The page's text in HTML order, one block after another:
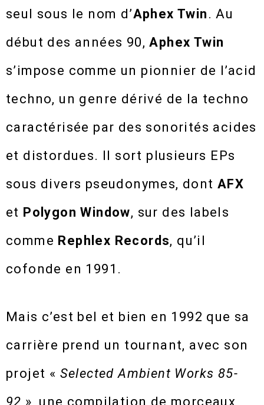
seul sous le nom d’Aphex Twin . Au
début des années 90,Aphex Twin
s’impose comme un pionnier de l’acid
techno, un genre dérivé de la techno
caractérisée par des sonorités acides
et distordues. Il sort plusieurs EPs
sous divers pseudonymes, dont AFX
et Polygon Window, sur des labels
comme Rephlex Records, qu’il
cofonde en 1991.
Mais c’est bel et bien en 1992 que sa
carrière prend un tournant, avec son
projet « Selected Ambient Works 85-
92 », une compilation de morceaux